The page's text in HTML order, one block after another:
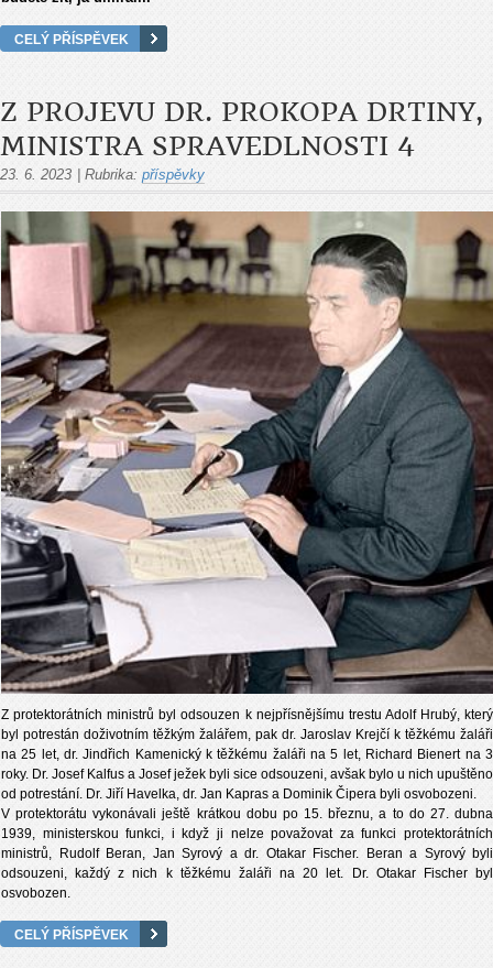
CELÝ PŘÍSPĚVEK
Z PROJEVU DR. PROKOPA DRTINY,
MINISTRA SPRAVEDLNOSTI 4
23. 6. 2023 Rubrika: příspěvky
Z protektorátních ministrů byl odsouzen k nejpřísnějšímu trestu Adolf Hrubý, který
byl potrestán doživotním těžkým žalářem, pak dr. Jaroslav Krejčí k těžkému žaláři
na 25 let, dr. Jindřich Kamenický k těžkému žaláři na 5 let, Richard Bienert na 3
roky. Dr. Josef Kalfus a Josef ježek byli sice odsouzeni, avšak bylo u nich upuštěno
od potrestání. Dr. Jiří Havelka, dr. Jan Kapras a Dominik Čipera byli osvobozeni.
V protektorátu vykonávali ještě krátkou dobu po 15. březnu, a to do 27. dubna
1939, ministerskou funkci, i když ji nelze považovat za funkci protektorátních
ministrů, Rudolf Beran, Jan Syrový a dr. Otakar Fischer. Beran a Syrový byli
odsouzeni, každý z nich k těžkému žaláři na 20 let. Dr. Otakar Fischer byl
osvobozen.
CELÝ PŘÍSPĚVEK